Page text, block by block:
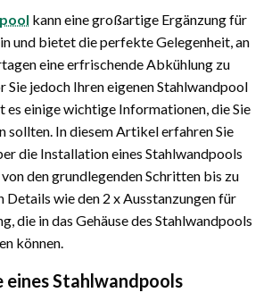
kann eine großartige Ergänzung für
und bietet die perfekte Gelegenheit, an
eine erfrischende Abkühlung zu
Sie jedoch Ihren eigenen Stahlwandpool
es einige wichtige Informationen, die Sie
sollten. In diesem Artikel erfahren Sie
die Installation eines Stahlwandpools
von den grundlegenden Schritten bis zu
Details wie den 2 x Ausstanzungen für
die in das Gehäuse des Stahlwandpools
können.
eines Stahlwandpools